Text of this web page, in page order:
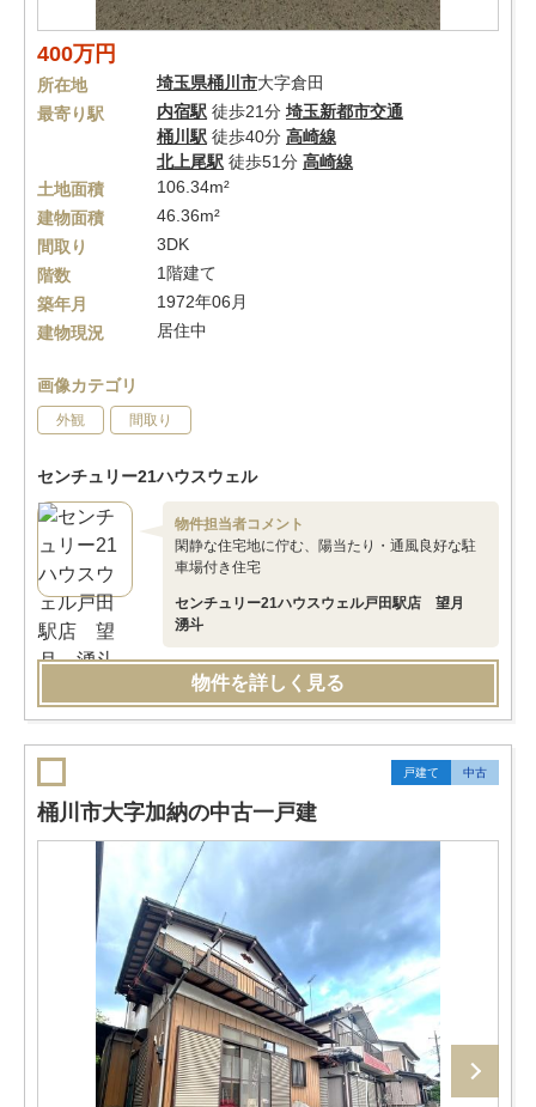
400万円
所在地 埼玉県桶川市大字倉田
最寄り駅
内宿駅 徒歩21分 埼玉新都市交通
桶川駅 徒歩40分 高崎線
北上尾駅 徒歩51分 高崎線
土地面積
106.34m²
建物面積
46.36m²
間取り
3DK
階数
1階建て
築年月
1972年06月
建物現況
居住中
画像カテゴリ
外観 間取り
センチュリー21ハウスウェル
物件担当者コメント
閑静な住宅地に佇む、陽当たり・通風良好な駐
車場付き住宅
センチュリー21ハウスウェル戸田駅店 望月
湧斗
物件を詳しく見る
戸建て 中古
桶川市大字加納の中古一戸建